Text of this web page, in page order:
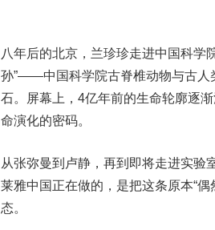
八年后的北京，兰珍珍走进中国科学
孙”——中国科学院古脊椎动物与古人
石。屏幕上，4亿年前的生命轮廓逐
命演化的密码。
从张弥曼到卢静，再到即将走进实验
莱雅中国正在做的，是把这条原本“
态。